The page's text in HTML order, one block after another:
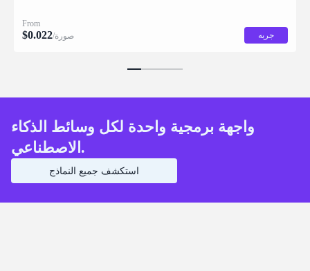
From
$0.022 /صورة جربه
واجهة برمجية واحدة لكل وسائط الذكاء
الاصطناعي.
استكشف جميع النماذج